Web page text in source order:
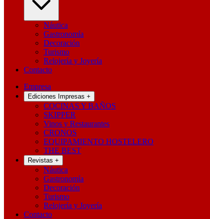
Náutica
Gastronomía
Decoración
Turismo
Relojería y Joyería
Contacto
Empresa
Ediciones Impresas +
COCINAS Y BAÑOS
SKIPPER
Vinos y Restaurantes
CRONOS
EQUIPAMIENTO HOSTELERO
THE BEST
Revistas +
Náutica
Gastronomía
Decoración
Turismo
Relojería y Joyería
Contacto